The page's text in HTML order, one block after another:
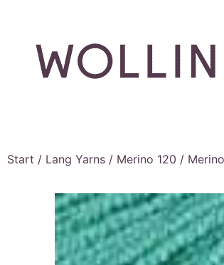
Start / Lang Yarns / Merino 120 /